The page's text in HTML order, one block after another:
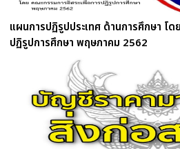
แผนการปฏิรูปประเทศ ด้านการศึกษา โ
ปฏิรูปการศึกษา พฤษภาคม 2562